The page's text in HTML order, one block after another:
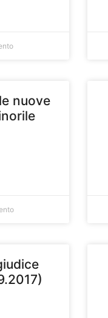
nuove